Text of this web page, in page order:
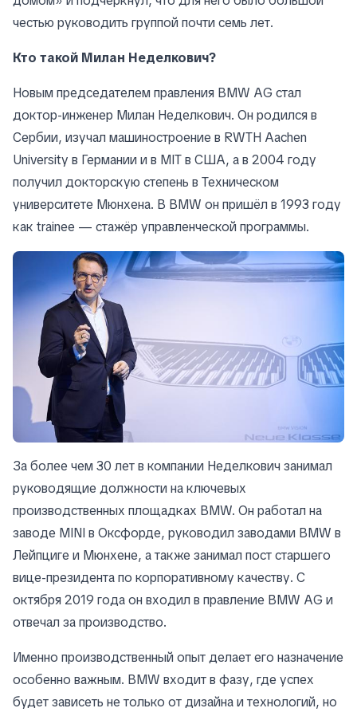
честью руководить группой почти семь лет.
Кто такой Милан Неделкович?
Новым председателем правления BMW AG стал
доктор-инженер Милан Неделкович. Он родился в
Сербии, изучал машиностроение в RWTH Aachen
University в Германии и в MIT в США, а в 2004 году
получил докторскую степень в Техническом
университете Мюнхена. В BMW он пришёл в 1993 году
как trainee — стажёр управленческой программы.
За более чем 30 лет в компании Неделкович занимал
руководящие должности на ключевых
производственных площадках BMW. Он работал на
заводе MINI в Оксфорде, руководил заводами BMW в
Лейпциге и Мюнхене, а также занимал пост старшего
вице-президента по корпоративному качеству. С
октября 2019 года он входил в правление BMW AG и
отвечал за производство.
Именно производственный опыт делает его назначение
особенно важным. BMW входит в фазу, где успех
будет зависеть не только от дизайна и технологий, но